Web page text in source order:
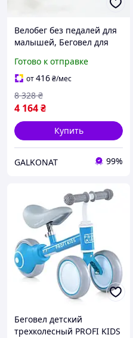
Велобег без педалей для
малышей, Беговел для
3 лет Велобег малышей
XS-68
Готово к отправке
от416₴/мес
4 164₴
8 328 ₴
Купить
GALKONAT 99%
Беговел детский
трехколесный PROFI KIDS